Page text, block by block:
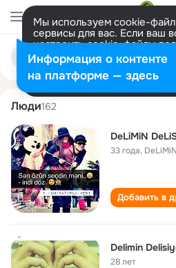
Мы используем cookie-
сервисы для вас. Если ваш
настроить cookie-файлы
представитель. Больше
Разрешить все
Поиск
людям
delimin delisiyem
Люди162
DeLiMiN
33 года,
Добавить в
Delimin
28 лет
Информация о контенте
на платформе — здесь